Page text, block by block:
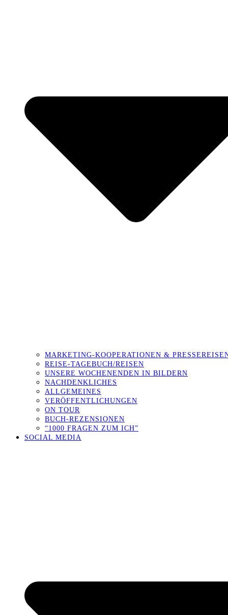
MARKETING-KOOPERATIONEN &
REISE-TAGEBUCH/REISEN
UNSERE WOCHENENDEN IN BILDERN
NACHDENKLICHES
ALLGEMEINES
VERÖFFENTLICHUNGEN
ON TOUR
BUCH-REZENSIONEN
“1000 FRAGEN ZUM ICH”
SOCIAL MEDIA